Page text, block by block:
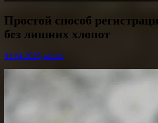
Простой способ
без лишних хлопот
01.04.2025 admin